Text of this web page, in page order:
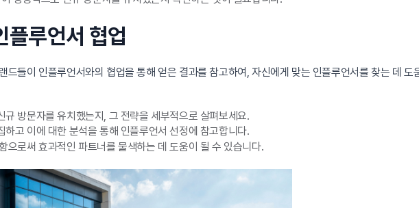
플루언서 협업
들이 인플루언서와의 협업을 통해 얻은 결과를 참고하여, 자신에게 맞는 인플루언서를 찾는 데 도
방문자를 유치했는지, 그 전략을 세부적으로 살펴보세요.
고 이에 대한 분석을 통해 인플루언서 선정에 참고합니다.
로써 효과적인 파트너를 물색하는 데 도움이 될 수 있습니다.